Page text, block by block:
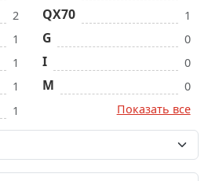
2
1
1
1
1
QX70 1
G 0
I 0
M
0
Показать все